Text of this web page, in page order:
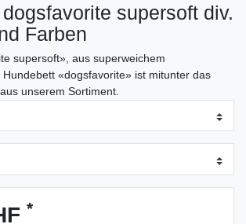
supersoft div.
Farben
supersoft», aus superweichem
Hundebett «dogsfavorite» ist mitunter das
unserem Sortiment.
*